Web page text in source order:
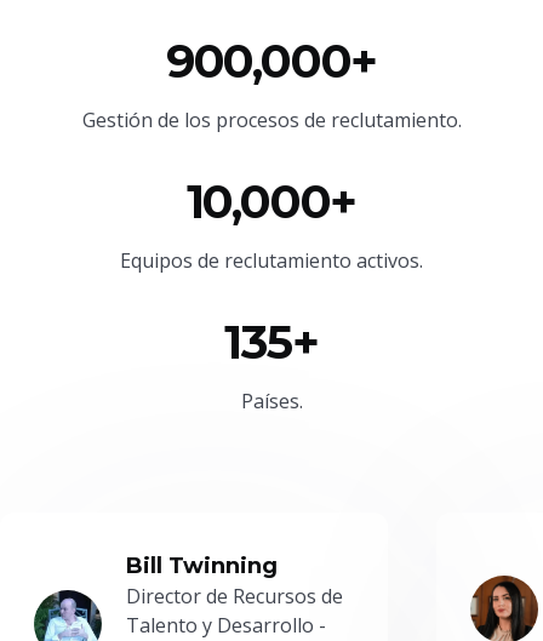
900,000+
Gestión de los procesos de reclutamiento.
10,000+
Equipos de reclutamiento activos.
135+
Países.
Bill Twinning
Director de Recursos de
Talento y Desarrollo -